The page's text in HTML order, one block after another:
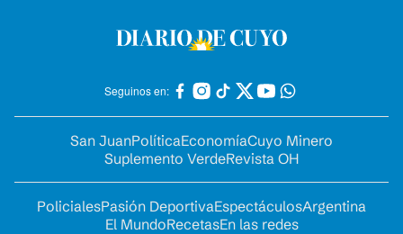
Seguinos en:
San JuanPolíticaEconomíaCuyo Minero
Suplemento VerdeRevista OH
PolicialesPasión DeportivaEspectáculosArgentina
El MundoRecetasEn las redes